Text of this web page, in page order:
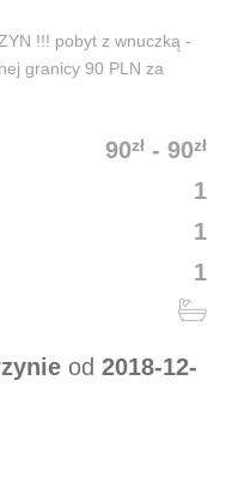
!!! pobyt z wnuczką -
granicy 90 PLN za
90zł - 90zł
1
1
1
od 2018-12-